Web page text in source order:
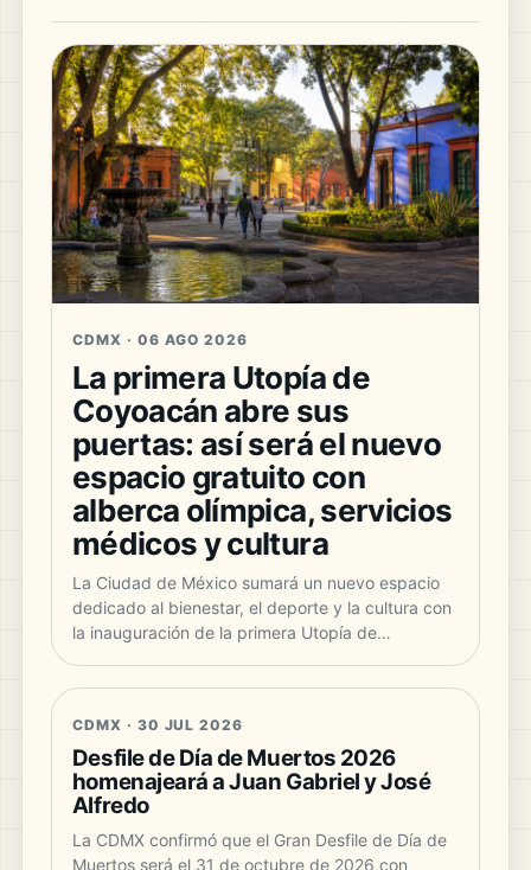
CDMX · 06 AGO 2026
La primera Utopía de
Coyoacán abre sus
puertas: así será el nuevo
espacio gratuito con
alberca olímpica, servicios
médicos y cultura
La Ciudad de México sumará un nuevo espacio
dedicado al bienestar, el deporte y la cultura con
la inauguración de la primera Utopía de…
CDMX · 30 JUL 2026
Desfile de Día de Muertos 2026
homenajeará a Juan Gabriel y José
Alfredo
La CDMX confirmó que el Gran Desfile de Día de
Muertos será el 31 de octubre de 2026 con